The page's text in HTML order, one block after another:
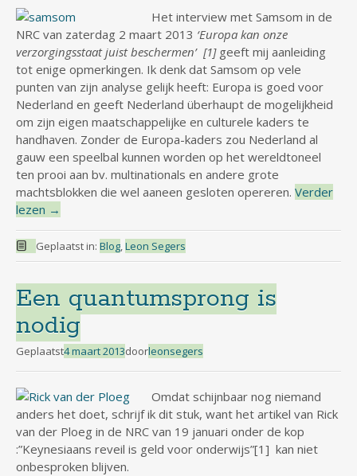
Het interview met Samsom in de
NRC van zaterdag 2 maart 2013 ‘Europa kan onze
verzorgingsstaat juist beschermen’ [1] geeft mij aanleiding
tot enige opmerkingen. Ik denk dat Samsom op vele
punten van zijn analyse gelijk heeft: Europa is goed voor
Nederland en geeft Nederland überhaupt de mogelijkheid
om zijn eigen maatschappelijke en culturele kaders te
handhaven. Zonder de Europa-kaders zou Nederland al
gauw een speelbal kunnen worden op het wereldtoneel
ten prooi aan bv. multinationals en andere grote
machtsblokken die wel aaneen gesloten opereren. Verder
lezen →
Geplaatst in: Blog,Leon Segers
Een quantumsprong is
nodig
Geplaatst4 maart 2013doorleonsegers
Omdat schijnbaar nog niemand
anders het doet, schrijf ik dit stuk, want het artikel van Rick
van der Ploeg in de NRC van 19 januari onder de kop
:”Keynesiaans reveil is geld voor onderwijs”[1] kan niet
onbesproken blijven.